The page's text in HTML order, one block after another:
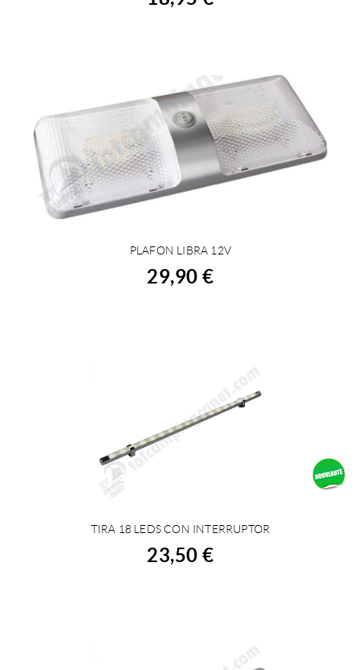
ACHETER
PLAFON LIBRA 12V
29,90 €
ACHETER
TIRA 18 LEDS CON INTERRUPTOR
23,50 €